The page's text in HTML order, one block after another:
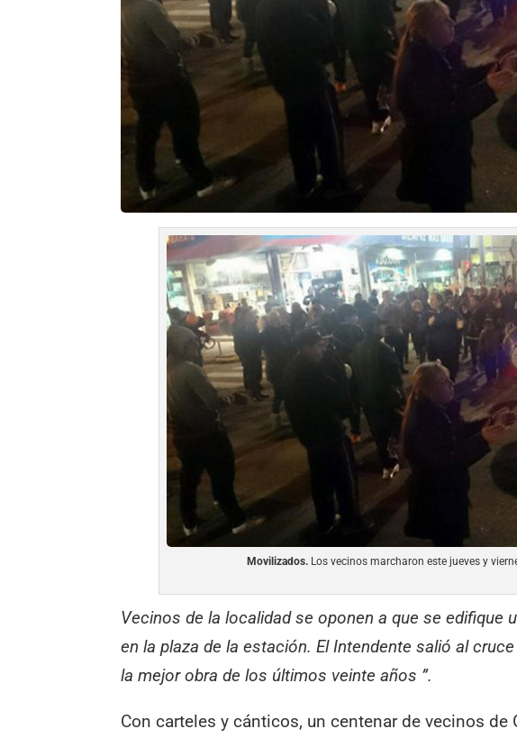
Movilizados. Los vecinos marcharon este jueves y
Vecinos de la localidad se oponen a que se edifique
en la plaza de la estación. El Intendente salió al
la mejor obra de los últimos veinte años ”.
Con carteles y cánticos, un centenar de vecinos de